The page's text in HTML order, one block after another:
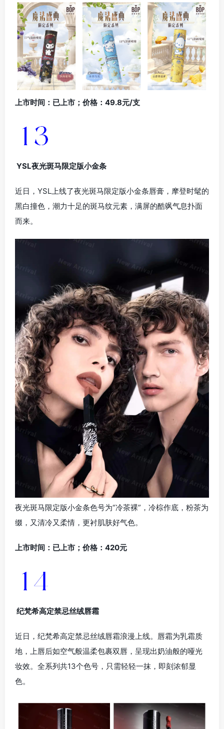
上市时间：已上市；价格：49.8元/支
YSL夜光斑马限定版小金条
近日，YSL上线了夜光斑马限定版小金条唇膏，摩登时髦的
黑白撞色，潮力十足的斑马纹元素，满屏的酷飒气息扑面
而来。
夜光斑马限定版小金条色号为“冷茶裸”，冷棕作底，粉茶为
缀，又清冷又柔情，更衬肌肤好气色。
上市时间：已上市；价格：420元
纪梵希高定禁忌丝绒唇霜
近日，纪梵希高定禁忌丝绒唇霜浪漫上线。唇霜为乳霜质
地，上唇后如空气般温柔包裹双唇，呈现出奶油般的哑光
妆效。全系列共13个色号，只需轻轻一抹，即刻浓郁显
色。